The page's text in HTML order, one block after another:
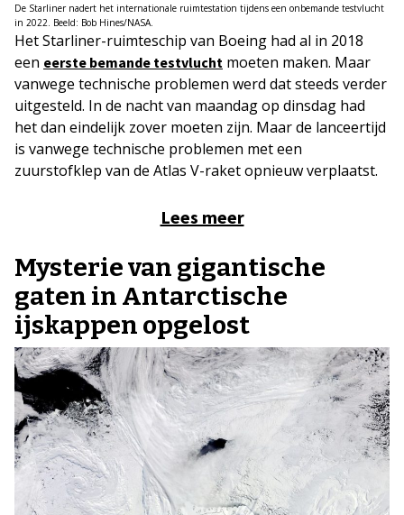
De Starliner nadert het internationale ruimtestation tijdens een onbemande testvlucht
in 2022. Beeld: Bob Hines/NASA.
Het Starliner-ruimteschip van Boeing had al in 2018
een eerste bemande testvlucht moeten maken. Maar
vanwege technische problemen werd dat steeds verder
uitgesteld. In de nacht van maandag op dinsdag had
het dan eindelijk zover moeten zijn. Maar de lanceertijd
is vanwege technische problemen met een
zuurstofklep van de Atlas V-raket opnieuw verplaatst.
Lees meer
Mysterie van gigantische
gaten in Antarctische
ijskappen opgelost